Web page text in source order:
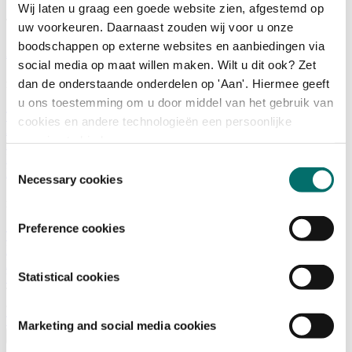
Wij laten u graag een goede website zien, afgestemd op
uw voorkeuren. Daarnaast zouden wij voor u onze
boodschappen op externe websites en aanbiedingen via
social media op maat willen maken. Wilt u dit ook? Zet
dan de onderstaande onderdelen op 'Aan'. Hiermee geeft
u ons toestemming om u door middel van het gebruik van
cookies en andere technologieën een persoonlijke
Necessary cookies
Preference cookies
Statistical cookies
Marketing and social media cookies
Thema's Horecava
Alle Thema's
Programma
Terugblik
Activiteiten
Exposantenlijst
Programma
Tickets
Veelgestelde Vragen
TICKETS HORECAVA
Over Horecava